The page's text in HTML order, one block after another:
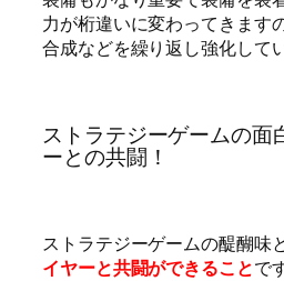
力が桁違いに変わってきます
合成などを繰り返し強化して
ストラテジーゲームの面
ーとの共闘！
ストラテジーゲームの醍醐味
イヤーと共闘ができることで